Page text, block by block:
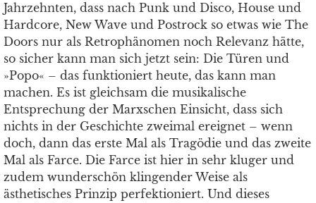
Jahrzehnten, dass nach Punk und Disco, House und
Hardcore, New Wave und Postrock so etwas wie The
Doors nur als Retrophänomen noch Relevanz hätte,
so sicher kann man sich jetzt sein: Die Türen und
»Popo« – das funktioniert heute, das kann man
machen. Es ist gleichsam die musikalische
Entsprechung der Marxschen Einsicht, dass sich
nichts in der Geschichte zweimal ereignet – wenn
doch, dann das erste Mal als Tragödie und das zweite
Mal als Farce. Die Farce ist hier in sehr kluger und
zudem wunderschön klingender Weise als
ästhetisches Prinzip perfektioniert. Und dieses